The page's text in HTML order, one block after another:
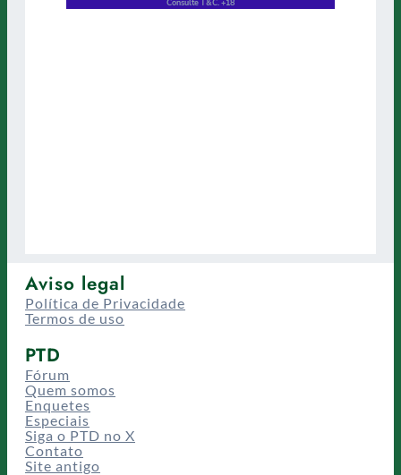
Aviso legal
Política de Privacidade
Termos de uso
PTD
Fórum
Quem somos
Enquetes
Especiais
Siga o PTD no X
Contato
Site antigo